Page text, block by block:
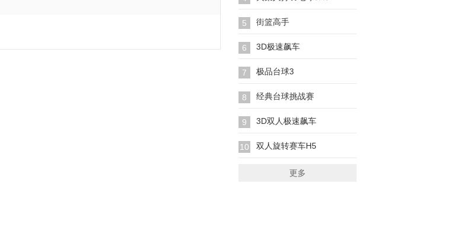
5 街篮高手
6 3D极速飙车
7 极品台球3
8 经典台球挑战赛
9 3D双人极速飙车
10 双人旋转赛车H5
更多